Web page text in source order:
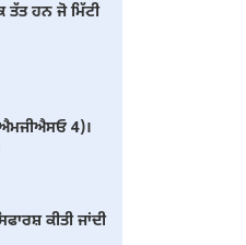
ਤੱਤ ਹਨ ਜੋ ਮਿੱਟੀ
4)।
ਕੀਤੀ ਜਾਂਦੀ